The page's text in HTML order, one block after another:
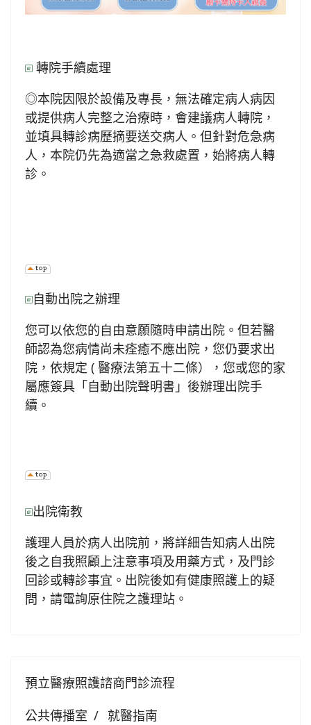
轉院手續處理
◎本院因限於設備及專長，無法確定病人病因
或提供病人完整之治療時，會建議病人轉院，
並填具轉診病歷摘要送交病人。但針對危急病
人，本院仍先為適當之急救處置，始將病人轉
診。
自動出院之辦理
您可以依您的自由意願隨時申請出院。但若醫
師認為您病情尚未痊癒不應出院，您仍要求出
院，依規定 ( 醫療法第五十二條），您或您的家
屬應簽具「自動出院聲明書」後辦理出院手
續。
出院衛教
護理人員於病人出院前，將詳細告知病人出院
後之自我照顧上注意事項及用藥方式，及門診
回診或轉診事宜。出院後如有健康照護上的疑
問，請電詢原住院之護理站。
預立醫療照護諮商門診流程
公共傳播室
就醫指南